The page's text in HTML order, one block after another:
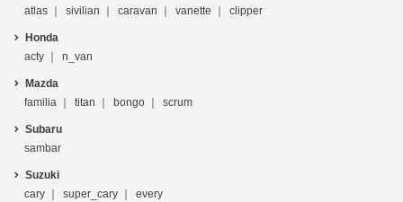
atlas
sivilian caravan vanette clipper
Honda
acty
n_van
Mazda
familia
titan bongo scrum
Subaru
sambar
Suzuki
cary
super_cary every